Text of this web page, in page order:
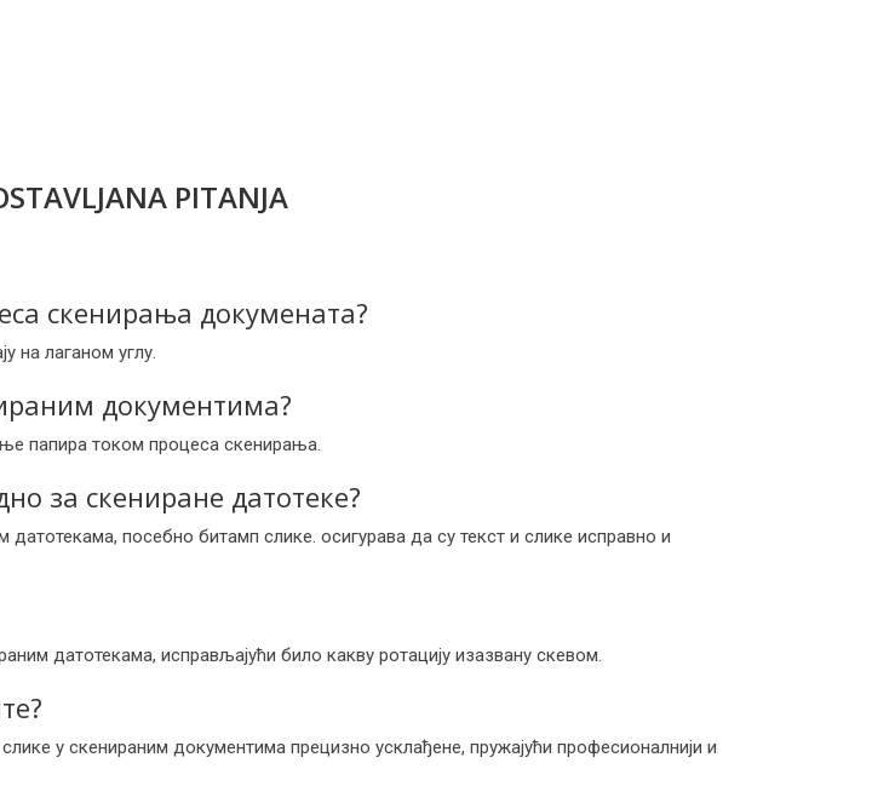
PITANJA
скенирања докумената?
на лаганом углу.
документима?
папира током процеса скенирања.
за скениране датотеке?
посебно битамп слике. осигурава да су текст и слике исправно и
датотекама, исправљајући било какву ротацију изазвану скевом.
у скенираним документима прецизно усклађене, пружајући професионалнији и